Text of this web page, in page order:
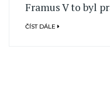
Framus V to byl
ČÍST DÁLE